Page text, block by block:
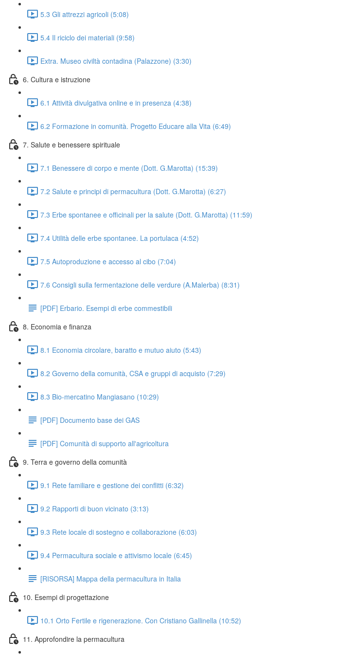
5.3 Gli attrezzi agricoli (5:08)
5.4 Il riciclo dei materiali (9:58)
Extra. Museo civiltà contadina (Palazzone) (3:30)
6. Cultura e istruzione
6.1 Attività divulgativa online e in presenza (4:38)
6.2 Formazione in comunità. Progetto Educare alla Vita (6:49)
7. Salute e benessere spirituale
7.1 Benessere di corpo e mente (Dott. G.Marotta) (15:39)
7.2 Salute e principi di permacultura (Dott. G.Marotta) (6:27)
7.3 Erbe spontanee e officinali per la salute (Dott. G.Marotta) (11:59)
7.4 Utilità delle erbe spontanee. La portulaca (4:52)
7.5 Autoproduzione e accesso al cibo (7:04)
7.6 Consigli sulla fermentazione delle verdure (A.Malerba) (8:31)
[PDF] Erbario. Esempi di erbe commestibili
8. Economia e finanza
8.1 Economia circolare, baratto e mutuo aiuto (5:43)
8.2 Governo della comunità, CSA e gruppi di acquisto (7:29)
8.3 Bio-mercatino Mangiasano (10:29)
[PDF] Documento base dei GAS
[PDF] Comunità di supporto all'agricoltura
9. Terra e governo della comunità
9.1 Rete familiare e gestione dei conflitti (6:32)
9.2 Rapporti di buon vicinato (3:13)
9.3 Rete locale di sostegno e collaborazione (6:03)
9.4 Permacultura sociale e attivismo locale (6:45)
[RISORSA] Mappa della permacultura in Italia
10. Esempi di progettazione
10.1 Orto Fertile e rigenerazione. Con Cristiano Gallinella (10:52)
11. Approfondire la permacultura